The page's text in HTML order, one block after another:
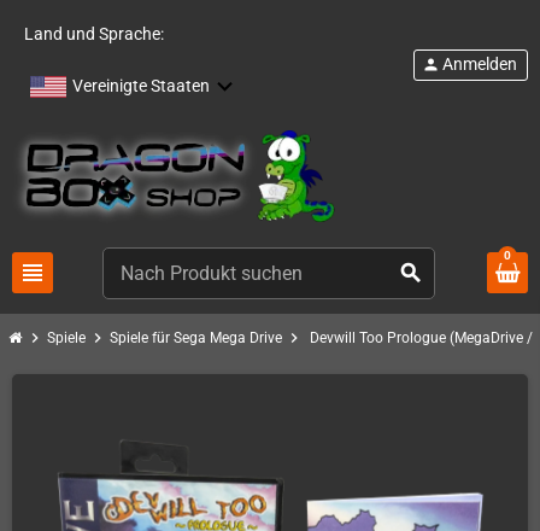
Land und Sprache:
Vereinigte Staaten
view_headline search
person Anmelden
0
chevron_right Spiele chevron_right Spiele für Sega Mega Drive chevron_right Devwill Too Prologue (MegaDrive /